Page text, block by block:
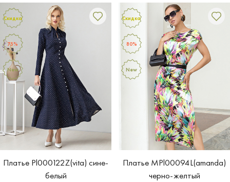
Платье Pl000122Z(vita) сине-
белый
Скидка
75%
New
Платье MPl00094L(amanda)
черно-желтый
Скидка
80%
New